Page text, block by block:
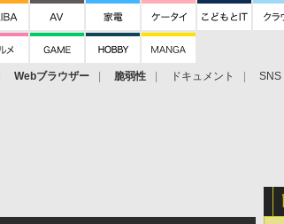
Webブラウザー 脆弱性 ドキュメント SNS